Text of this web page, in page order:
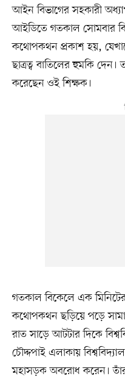
আইন বিভাগের সহকারী
আইডিতে গতকাল সোমবার
কথোপকথন প্রকাশ হয়,
ছাত্রত্ব বাতিলের হুমকি
করেছেন ওই শিক্ষক।
গতকাল বিকেলে এক
কথোপকথন ছড়িয়ে পড়ে
রাত সাড়ে আটটার দিকে
চৌদ্দপাই এলাকায়
মহাসড়ক অবরোধ করেন।